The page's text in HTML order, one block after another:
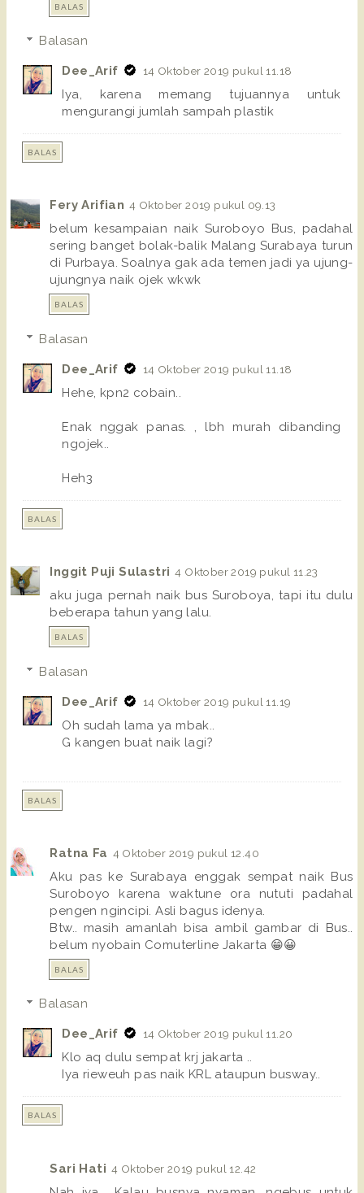
BALAS
Balasan
Dee_Arif 14 Oktober 2019 pukul 11.18
Iya, karena memang tujuannya untuk
mengurangi jumlah sampah plastik
BALAS
Fery Arifian 4 Oktober 2019 pukul 09.13
belum kesampaian naik Suroboyo Bus, padahal
sering banget bolak-balik Malang Surabaya turun
di Purbaya. Soalnya gak ada temen jadi ya ujung-
ujungnya naik ojek wkwk
BALAS
Balasan
Dee_Arif 14 Oktober 2019 pukul 11.18
Hehe, kpn2 cobain..
Enak nggak panas. , lbh murah dibanding
ngojek..
Heh3
BALAS
Inggit Puji Sulastri 4 Oktober 2019 pukul 11.23
aku juga pernah naik bus Suroboya, tapi itu dulu
beberapa tahun yang lalu.
BALAS
Balasan
Dee_Arif 14 Oktober 2019 pukul 11.19
Oh sudah lama ya mbak..
G kangen buat naik lagi?
BALAS
Ratna Fa 4 Oktober 2019 pukul 12.40
Aku pas ke Surabaya enggak sempat naik Bus
Suroboyo karena waktune ora nututi padahal
pengen ngincipi. Asli bagus idenya.
Btw.. masih amanlah bisa ambil gambar di Bus..
belum nyobain Comuterline Jakarta 😁😀
BALAS
Balasan
Dee_Arif 14 Oktober 2019 pukul 11.20
Klo aq dulu sempat krj jakarta ..
Iya rieweuh pas naik KRL ataupun busway..
BALAS
Sari Hati 4 Oktober 2019 pukul 12.42